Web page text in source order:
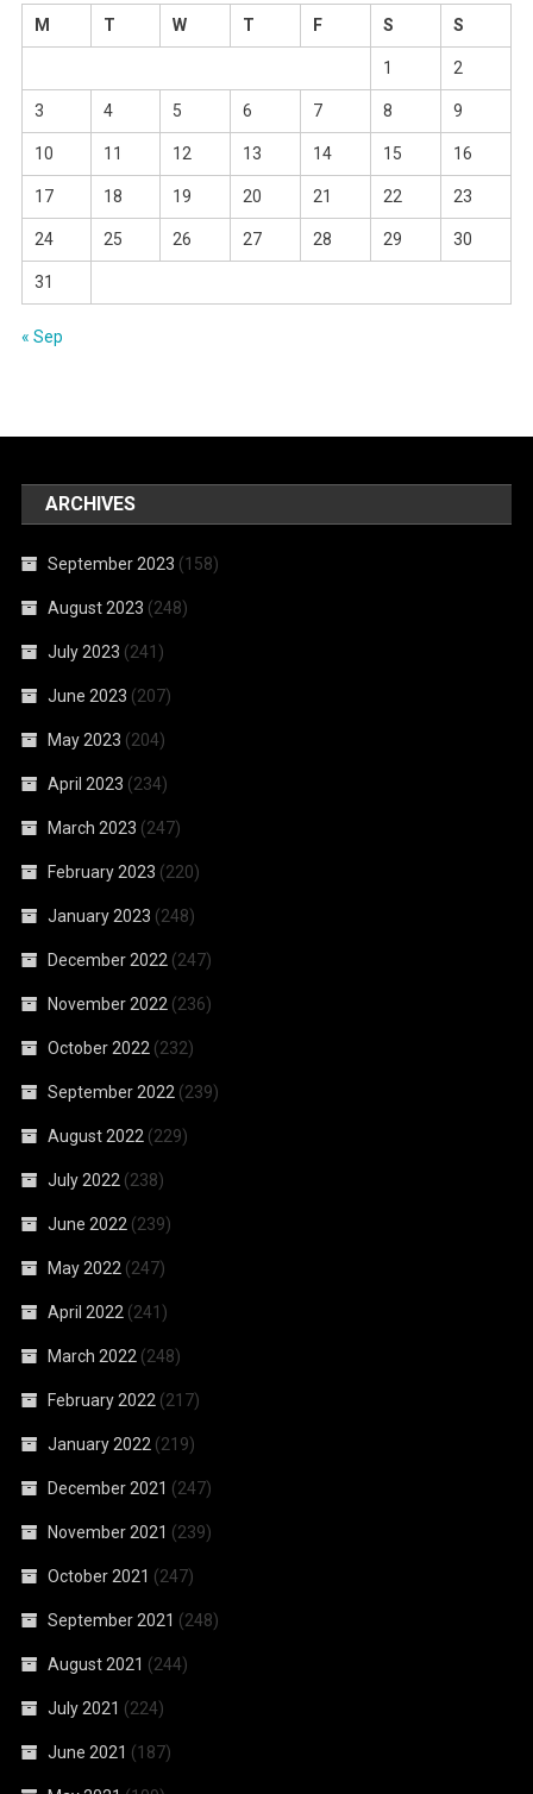
M
T W T F S S
1 2
3 4 5 6 7 8 9
10 11 12 13 14 15 16
17 18 19 20 21 22 23
24 25 26 27 28 29 30
31
« Sep
ARCHIVES
September 2023 (158)
August 2023 (248)
July 2023 (241)
June 2023 (207)
May 2023 (204)
April 2023 (234)
March 2023 (247)
February 2023 (220)
January 2023 (248)
December 2022 (247)
November 2022 (236)
October 2022 (232)
September 2022 (239)
August 2022 (229)
July 2022 (238)
June 2022 (239)
May 2022 (247)
April 2022 (241)
March 2022 (248)
February 2022 (217)
January 2022 (219)
December 2021 (247)
November 2021 (239)
October 2021 (247)
September 2021 (248)
August 2021 (244)
July 2021 (224)
June 2021 (187)